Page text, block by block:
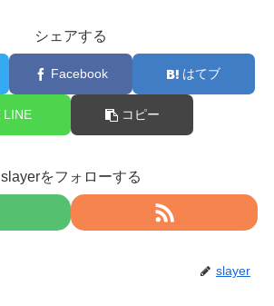
シェアする
Facebook はてブ
LINE コピー
slayerをフォローする
slayer